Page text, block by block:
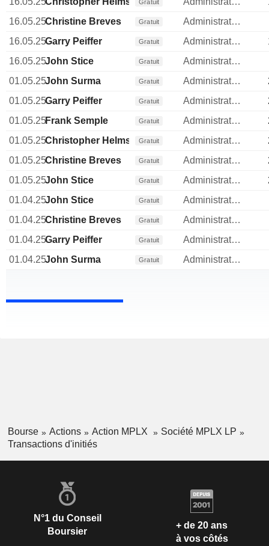
Gratuit
16.05.25Christine Breves Gratuit
Administrateur
16.05.25Garry Peiffer Gratuit Administrateur
16.05.25John Stice Gratuit
Administrateur
01.05.25John Surma Gratuit Administrateur
01.05.25Garry Peiffer Gratuit Administrateur
01.05.25Frank Semple Gratuit Administrateur
01.05.25Christopher Helms Gratuit Administrateur
01.05.25Christine Breves Gratuit Administrateur
01.05.25John Stice Gratuit Administrateur
01.04.25John Stice Gratuit
Administrateur
01.04.25Christine Breves Gratuit
Administrateur
01.04.25Garry Peiffer Gratuit
Administrateur
01.04.25John Surma Gratuit Administrateur
Bourse Actions Action MPLX
Société MPLX LP
Transactions d'initiés
N°1 du Conseil
Boursier
+ de 20 ans
à vos côtés